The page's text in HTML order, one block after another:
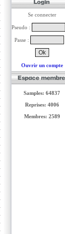
Se connecter
Pseudo :
Passe :
Ouvrir un compte
Samples: 64837
Reprises: 4006
Membres: 2589